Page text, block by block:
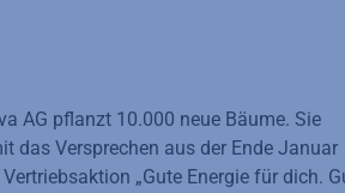
AG pflanzt 10.000 neue Bäume. Sie
das Versprechen aus der Ende Januar
„Gute Energie für dich.